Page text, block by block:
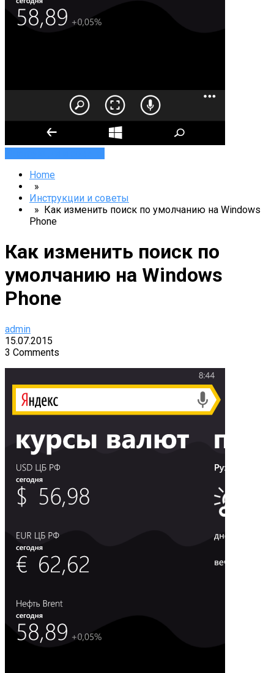
Home
»
Инструкции и советы
» Как изменить поиск по умолчанию на Windows
Phone
Как изменить поиск по
умолчанию на Windows
Phone
admin
15.07.2015
3 Comments